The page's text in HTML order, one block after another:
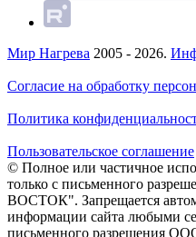
Мир Нагрева 2005 - 2026.
Согласие на обработку
Политика
Пользовательское соглашение
© Полное или частичное
только с письменного
ВОСТОК". Запрещается
информации сайта любыми
письменного